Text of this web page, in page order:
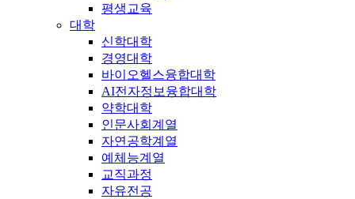
평생교육
대학
신학대학
경영대학
바이오헬스융합대학
AI전자정보융합대학
약학대학
인문사회계열
자연공학계열
예체능계열
교직과정
자유전공